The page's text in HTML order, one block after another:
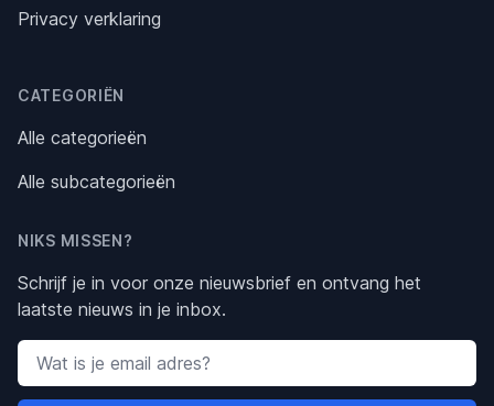
Privacy verklaring
CATEGORIËN
Alle categorieën
Alle subcategorieën
NIKS MISSEN?
Schrijf je in voor onze nieuwsbrief en ontvang het
laatste nieuws in je inbox.
Email address